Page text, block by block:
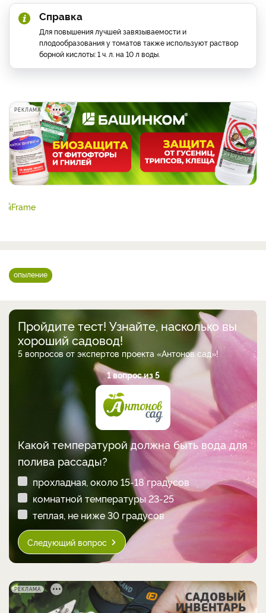
Справка
Для повышения лучшей завязываемости и
плодообразования у томатов также используют раствор
борной кислоты: 1 ч. л. на 10 л воды.
РЕКЛАМА
опыление
Пройдите тест! Узнайте, насколько вы
хороший садовод!
5 вопросов от экспертов проекта «Антонов сад»!
1 вопрос из 5
Какой температурой должна быть вода для
полива рассады?
прохладная, около 15-18 градусов
комнатной температуры 23-25
теплая, не ниже 30 градусов
Следующий вопрос
РЕКЛАМА